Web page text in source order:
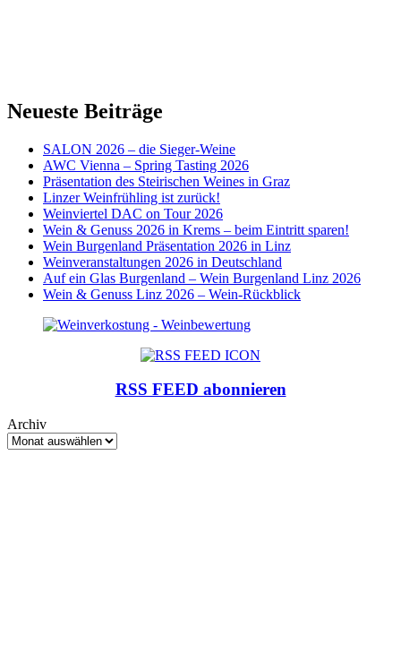
Neueste Beiträge
SALON 2026 – die Sieger-Weine
AWC Vienna – Spring Tasting 2026
Präsentation des Steirischen Weines in Graz
Linzer Weinfrühling ist zurück!
Weinviertel DAC on Tour 2026
Wein & Genuss 2026 in Krems – beim Eintritt sparen!
Wein Burgenland Präsentation 2026 in Linz
Weinveranstaltungen 2026 in Deutschland
Auf ein Glas Burgenland – Wein Burgenland Linz 2026
Wein & Genuss Linz 2026 – Wein-Rückblick
RSS FEED abonnieren
Archiv